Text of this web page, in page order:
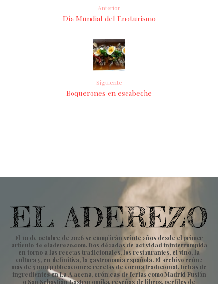
Anterior
Día Mundial del Enoturismo
Siguiente
Boquerones en escabeche
El 10 de octubre de 2026 se cumplirán veinte años desde el primer
artículo de eladerezo.com. Dos décadas de actividad ininterrumpida
en torno a las recetas tradicionales, los restaurantes, el vino, la
cultura y, en definitiva, la gastronomía española. El archivo reúne
más de 5.000 publicaciones: recetas de cocina tradicional, fichas de
ingredientes en La Alacena, crónicas de ferias como Madrid Fusión
o San Sebastián Gastronomika, reseñas de libros, perfiles de